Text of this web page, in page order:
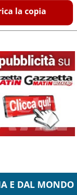
la copia
E DAL MONDO